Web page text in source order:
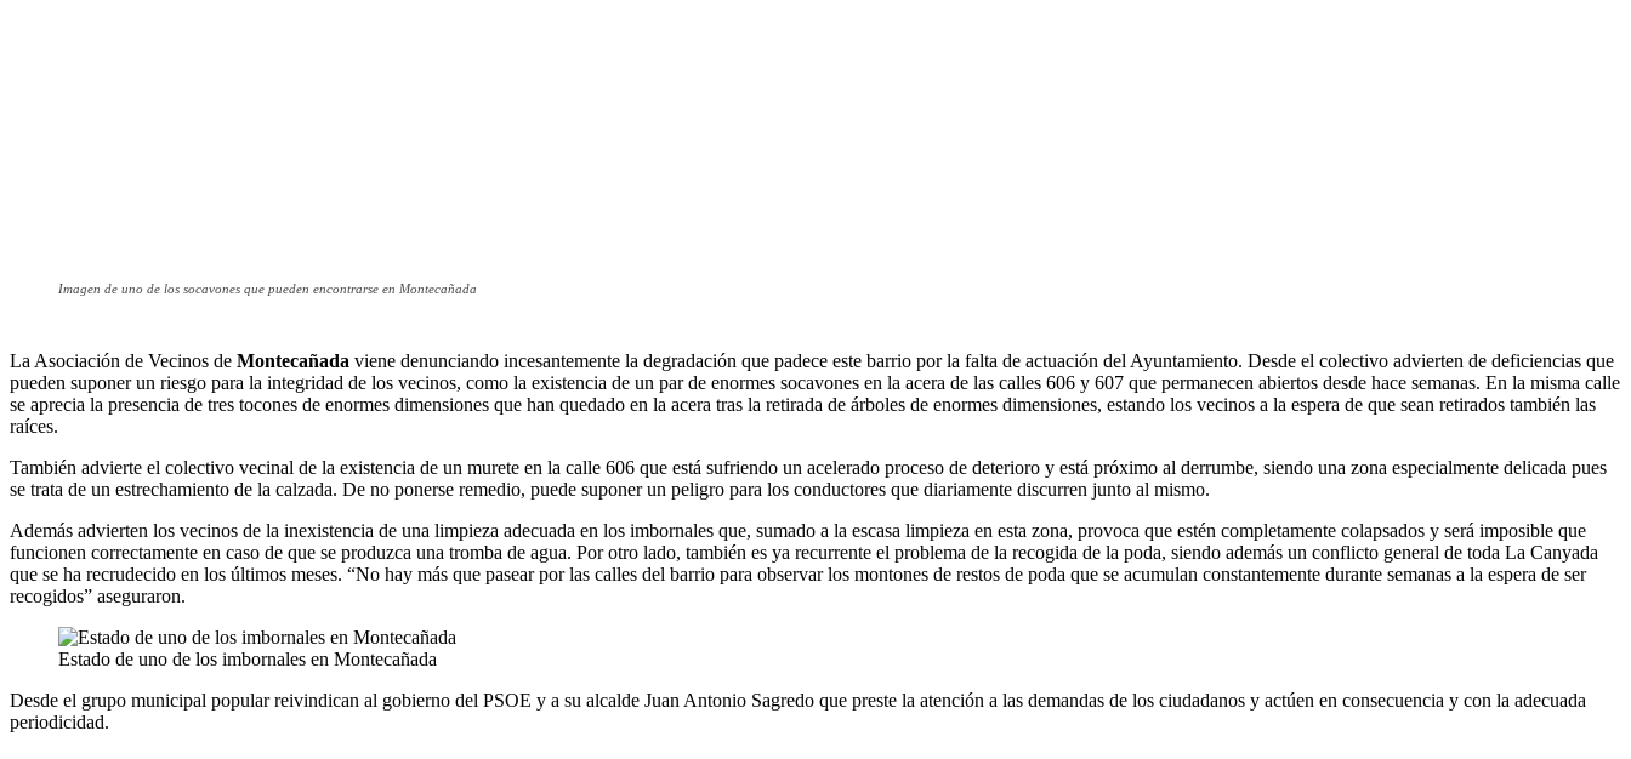
Imagen de uno de los socavones que pueden encontrarse en Montecañada
La Asociación de Vecinos de Montecañada viene denunciando incesantemente la degradación que padece este barrio por la falta de actuación del Ayuntamiento. Desde el colectivo advierten de deficiencias que
pueden suponer un riesgo para la integridad de los vecinos, como la existencia de un par de enormes socavones en la acera de las calles 606 y 607 que permanecen abiertos desde hace semanas. En la misma calle
se aprecia la presencia de tres tocones de enormes dimensiones que han quedado en la acera tras la retirada de árboles de enormes dimensiones, estando los vecinos a la espera de que sean retirados también las
raíces.
También advierte el colectivo vecinal de la existencia de un murete en la calle 606 que está sufriendo un acelerado proceso de deterioro y está próximo al derrumbe, siendo una zona especialmente delicada pues
se trata de un estrechamiento de la calzada. De no ponerse remedio, puede suponer un peligro para los conductores que diariamente discurren junto al mismo.
Además advierten los vecinos de la inexistencia de una limpieza adecuada en los imbornales que, sumado a la escasa limpieza en esta zona, provoca que estén completamente colapsados y será imposible que
funcionen correctamente en caso de que se produzca una tromba de agua. Por otro lado, también es ya recurrente el problema de la recogida de la poda, siendo además un conflicto general de toda La Canyada
que se ha recrudecido en los últimos meses. “No hay más que pasear por las calles del barrio para observar los montones de restos de poda que se acumulan constantemente durante semanas a la espera de ser
recogidos” aseguraron.
Estado de uno de los imbornales en Montecañada
Desde el grupo municipal popular reivindican al gobierno del PSOE y a su alcalde Juan Antonio Sagredo que preste la atención a las demandas de los ciudadanos y actúen en consecuencia y con la adecuada
periodicidad.